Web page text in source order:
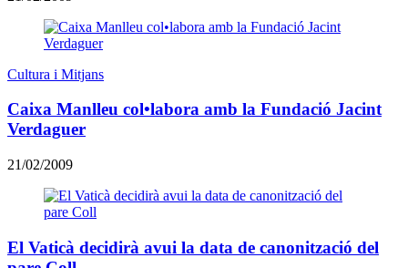
Cultura i Mitjans
Caixa Manlleu col•labora amb la Fundació Jacint
Verdaguer
21/02/2009
El Vaticà decidirà avui la data de canonització del